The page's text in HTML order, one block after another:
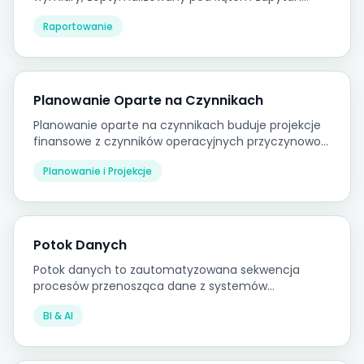
analitycznych i przykładów zastosowań
raportowania typowych dla hurtowni danych.
Raportowanie
Planowanie Oparte na Czynnikach
Planowanie oparte na czynnikach buduje projekcje
finansowe z czynników operacyjnych przyczynowo
determinujących wyniki finansowe, produkując
plany bardziej przejrzyste i szybciej reagujące na
Planowanie i Projekcje
Potok Danych
Potok danych to zautomatyzowana sekwencja
procesów przenosząca dane z systemów
źródłowych przez etapy transformacji do
docelowego systemu raportowego lub
BI & AI